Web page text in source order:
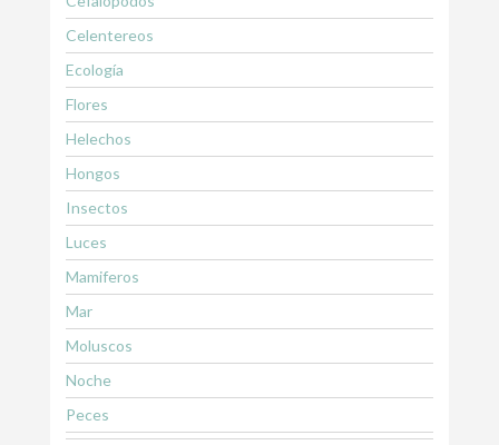
Celentereos
Ecología
Flores
Helechos
Hongos
Insectos
Luces
Mamiferos
Mar
Moluscos
Noche
Peces